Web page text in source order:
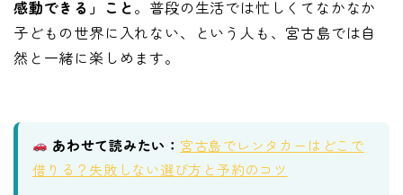
感動できる」こと。普段の生活では忙しくてなかなか
子どもの世界に入れない、という人も、宮古島では自
然と一緒に楽しめます。
あわせて読みたい： 宮古島でレンタカーはどこで
借りる？失敗しない選び方と予約のコツ